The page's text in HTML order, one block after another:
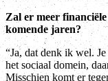
Zal er meer
komende jaren?
“Ja, dat denk ik wel.
het sociaal domein,
Misschien komt er